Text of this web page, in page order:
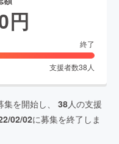
円
終了
支援者数38 人
集を開始し、 38人の支援
02/02に募集を終了しま